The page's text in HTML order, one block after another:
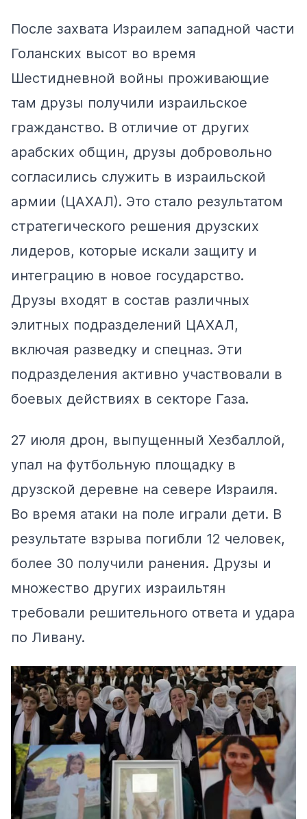
После захвата Израилем западной части
Голанских высот во время
Шестидневной войны проживающие
там друзы получили израильское
гражданство. В отличие от других
арабских общин, друзы добровольно
согласились служить в израильской
армии (ЦАХАЛ). Это стало результатом
стратегического решения друзских
лидеров, которые искали защиту и
интеграцию в новое государство.
Друзы входят в состав различных
элитных подразделений ЦАХАЛ,
включая разведку и спецназ. Эти
подразделения активно участвовали в
боевых действиях в секторе Газа.
27 июля дрон, выпущенный Хезбаллой,
упал на футбольную площадку в
друзской деревне на севере Израиля.
Во время атаки на поле играли дети. В
результате взрыва погибли 12 человек,
более 30 получили ранения. Друзы и
множество других израильтян
требовали решительного ответа и удара
по Ливану.